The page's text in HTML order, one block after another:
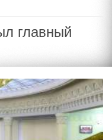
главный